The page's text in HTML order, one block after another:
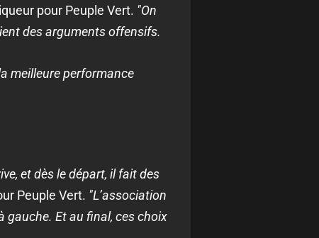
pour Peuple Vert. "On
des arguments offensifs.
meilleure performance
et dès le départ, il fait des
Peuple Vert. "L’association
gauche. Et au final, ces choix